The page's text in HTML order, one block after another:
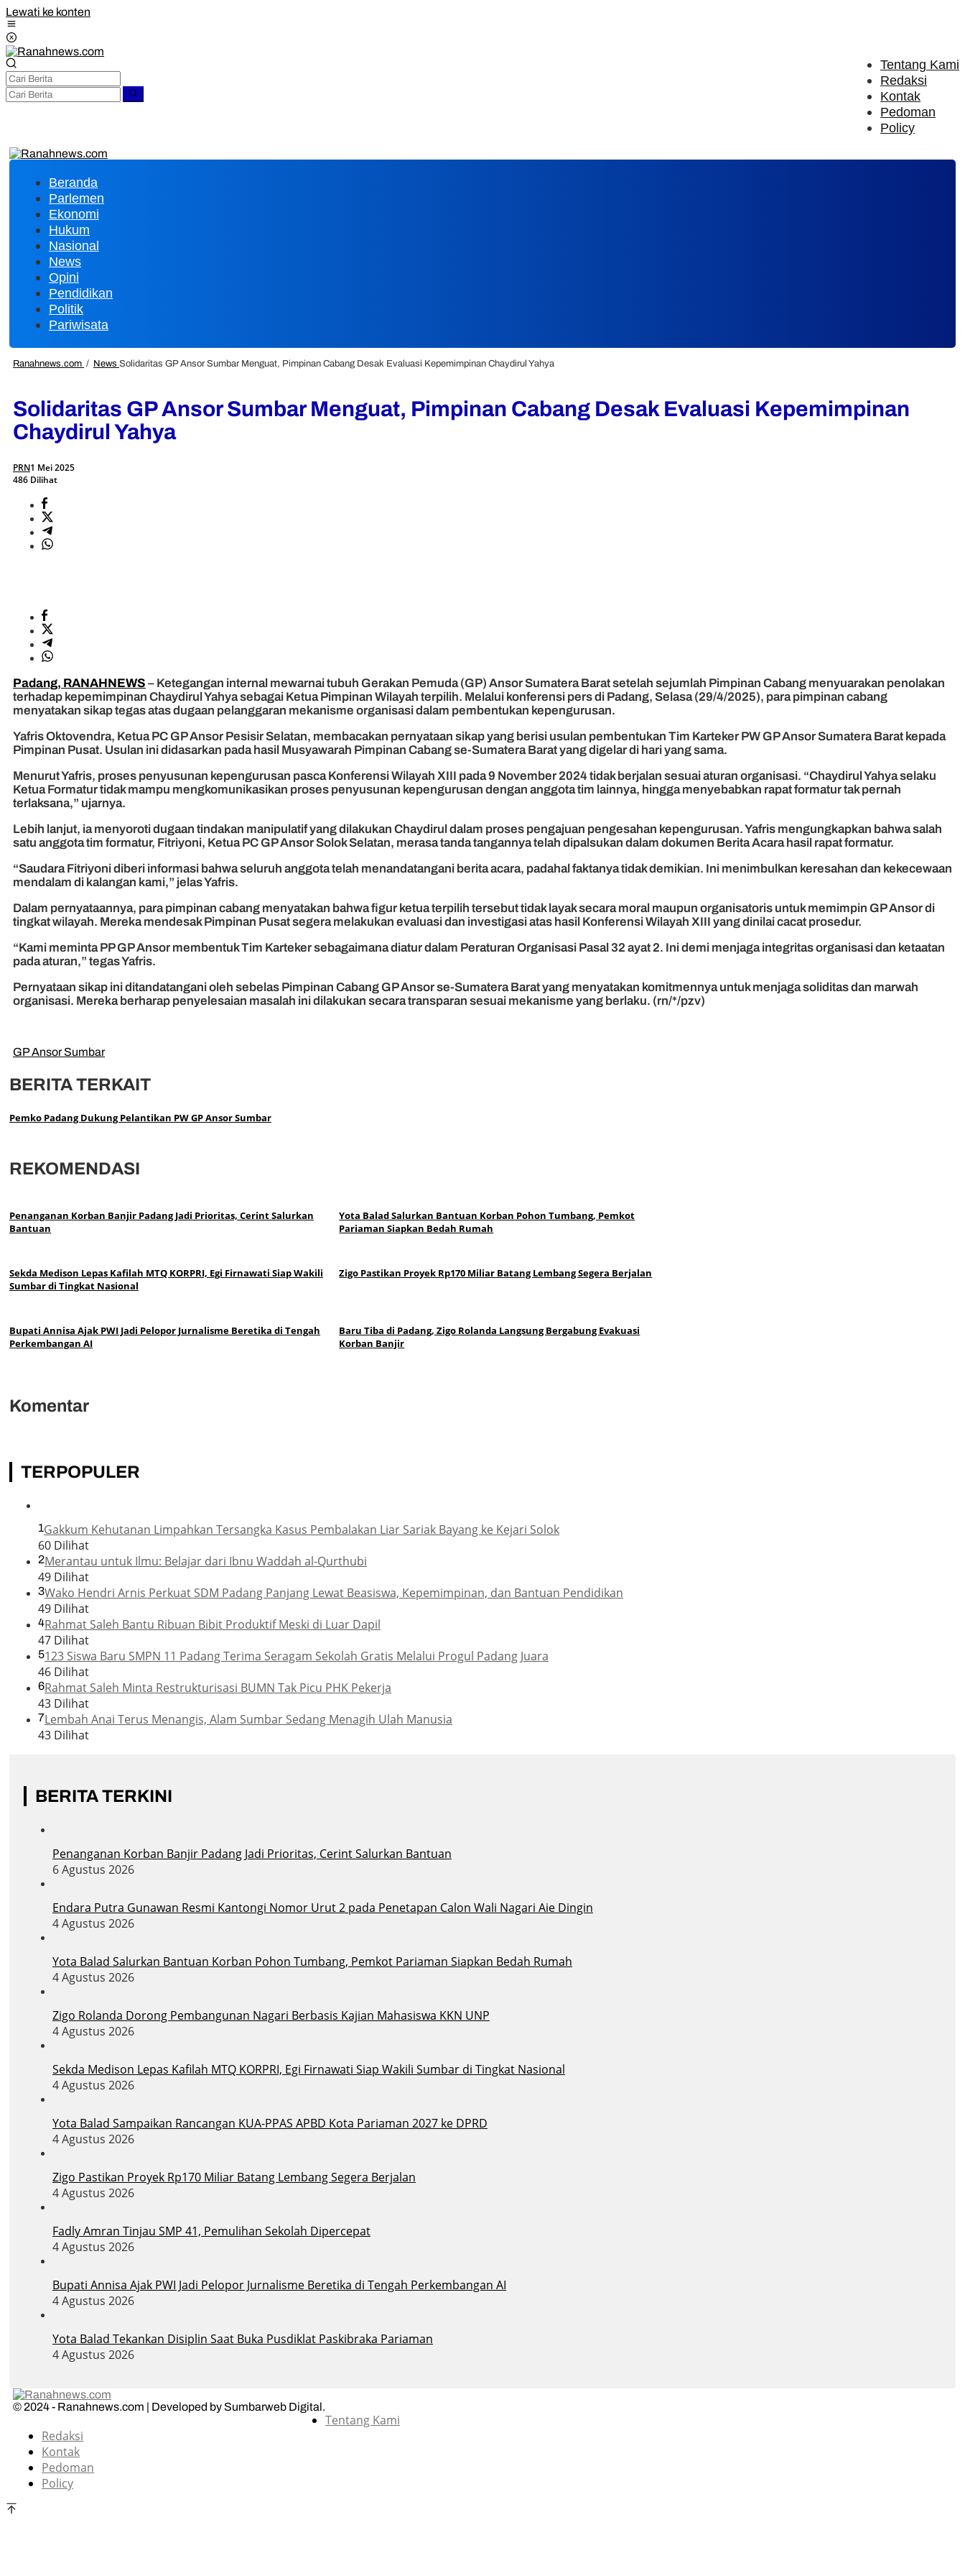
Lewati ke konten
Tentang Kami
Redaksi
Kontak
Pedoman
Policy
Beranda
Parlemen
Ekonomi
Hukum
Nasional
News
Opini
Pendidikan
Politik
Pariwisata
Ranahnews.com / News Solidaritas GP Ansor Sumbar Menguat, Pimpinan Cabang Desak Evaluasi Kepemimpinan Chaydirul Yahya
Solidaritas GP Ansor Sumbar Menguat, Pimpinan Cabang Desak Evaluasi Kepemimpinan
Chaydirul Yahya
PRN1 Mei 2025
486 Dilihat
Padang, RANAHNEWS – Ketegangan internal mewarnai tubuh Gerakan Pemuda (GP) Ansor Sumatera Barat setelah sejumlah Pimpinan Cabang menyuarakan penolakan
terhadap kepemimpinan Chaydirul Yahya sebagai Ketua Pimpinan Wilayah terpilih. Melalui konferensi pers di Padang, Selasa (29/4/2025), para pimpinan cabang
menyatakan sikap tegas atas dugaan pelanggaran mekanisme organisasi dalam pembentukan kepengurusan.
Yafris Oktovendra, Ketua PC GP Ansor Pesisir Selatan, membacakan pernyataan sikap yang berisi usulan pembentukan Tim Karteker PW GP Ansor Sumatera Barat kepada
Pimpinan Pusat. Usulan ini didasarkan pada hasil Musyawarah Pimpinan Cabang se-Sumatera Barat yang digelar di hari yang sama.
Menurut Yafris, proses penyusunan kepengurusan pasca Konferensi Wilayah XIII pada 9 November 2024 tidak berjalan sesuai aturan organisasi. “Chaydirul Yahya selaku
Ketua Formatur tidak mampu mengkomunikasikan proses penyusunan kepengurusan dengan anggota tim lainnya, hingga menyebabkan rapat formatur tak pernah
terlaksana,” ujarnya.
Lebih lanjut, ia menyoroti dugaan tindakan manipulatif yang dilakukan Chaydirul dalam proses pengajuan pengesahan kepengurusan. Yafris mengungkapkan bahwa salah
satu anggota tim formatur, Fitriyoni, Ketua PC GP Ansor Solok Selatan, merasa tanda tangannya telah dipalsukan dalam dokumen Berita Acara hasil rapat formatur.
“Saudara Fitriyoni diberi informasi bahwa seluruh anggota telah menandatangani berita acara, padahal faktanya tidak demikian. Ini menimbulkan keresahan dan kekecewaan
mendalam di kalangan kami,” jelas Yafris.
Dalam pernyataannya, para pimpinan cabang menyatakan bahwa figur ketua terpilih tersebut tidak layak secara moral maupun organisatoris untuk memimpin GP Ansor di
tingkat wilayah. Mereka mendesak Pimpinan Pusat segera melakukan evaluasi dan investigasi atas hasil Konferensi Wilayah XIII yang dinilai cacat prosedur.
“Kami meminta PP GP Ansor membentuk Tim Karteker sebagaimana diatur dalam Peraturan Organisasi Pasal 32 ayat 2. Ini demi menjaga integritas organisasi dan ketaatan
pada aturan,” tegas Yafris.
Pernyataan sikap ini ditandatangani oleh sebelas Pimpinan Cabang GP Ansor se-Sumatera Barat yang menyatakan komitmennya untuk menjaga soliditas dan marwah
organisasi. Mereka berharap penyelesaian masalah ini dilakukan secara transparan sesuai mekanisme yang berlaku. (rn/*/pzv)
GP Ansor Sumbar
BERITA TERKAIT
Pemko Padang Dukung Pelantikan PW GP Ansor Sumbar
REKOMENDASI
Penanganan Korban Banjir Padang Jadi Prioritas, Cerint Salurkan
Bantuan
Yota Balad Salurkan Bantuan Korban Pohon Tumbang, Pemkot
Pariaman Siapkan Bedah Rumah
Sekda Medison Lepas Kafilah MTQ KORPRI, Egi Firnawati Siap Wakili
Sumbar di Tingkat Nasional
Zigo Pastikan Proyek Rp170 Miliar Batang Lembang Segera Berjalan
Bupati Annisa Ajak PWI Jadi Pelopor Jurnalisme Beretika di Tengah
Perkembangan AI
Baru Tiba di Padang, Zigo Rolanda Langsung Bergabung Evakuasi
Korban Banjir
Komentar
TERPOPULER
1Gakkum Kehutanan Limpahkan Tersangka Kasus Pembalakan Liar Sariak Bayang ke Kejari Solok
60 Dilihat
2Merantau untuk Ilmu: Belajar dari Ibnu Waddah al-Qurthubi
49 Dilihat
3Wako Hendri Arnis Perkuat SDM Padang Panjang Lewat Beasiswa, Kepemimpinan, dan Bantuan Pendidikan
49 Dilihat
4Rahmat Saleh Bantu Ribuan Bibit Produktif Meski di Luar Dapil
47 Dilihat
5123 Siswa Baru SMPN 11 Padang Terima Seragam Sekolah Gratis Melalui Progul Padang Juara
46 Dilihat
6Rahmat Saleh Minta Restrukturisasi BUMN Tak Picu PHK Pekerja
43 Dilihat
7Lembah Anai Terus Menangis, Alam Sumbar Sedang Menagih Ulah Manusia
43 Dilihat
BERITA TERKINI
Penanganan Korban Banjir Padang Jadi Prioritas, Cerint Salurkan Bantuan
6 Agustus 2026
Endara Putra Gunawan Resmi Kantongi Nomor Urut 2 pada Penetapan Calon Wali Nagari Aie Dingin
4 Agustus 2026
Yota Balad Salurkan Bantuan Korban Pohon Tumbang, Pemkot Pariaman Siapkan Bedah Rumah
4 Agustus 2026
Zigo Rolanda Dorong Pembangunan Nagari Berbasis Kajian Mahasiswa KKN UNP
4 Agustus 2026
Sekda Medison Lepas Kafilah MTQ KORPRI, Egi Firnawati Siap Wakili Sumbar di Tingkat Nasional
4 Agustus 2026
Yota Balad Sampaikan Rancangan KUA-PPAS APBD Kota Pariaman 2027 ke DPRD
4 Agustus 2026
Zigo Pastikan Proyek Rp170 Miliar Batang Lembang Segera Berjalan
4 Agustus 2026
Fadly Amran Tinjau SMP 41, Pemulihan Sekolah Dipercepat
4 Agustus 2026
Bupati Annisa Ajak PWI Jadi Pelopor Jurnalisme Beretika di Tengah Perkembangan AI
4 Agustus 2026
Yota Balad Tekankan Disiplin Saat Buka Pusdiklat Paskibraka Pariaman
4 Agustus 2026
© 2024 - Ranahnews.com | Developed by Sumbarweb Digital.
Tentang Kami
Redaksi
Kontak
Pedoman
Policy